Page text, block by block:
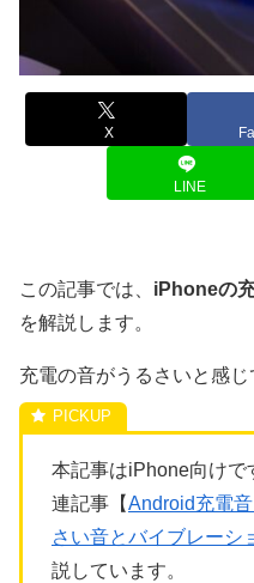
X
LINE
この記事では、 iPhoneの
を解説します。
充電の音がうるさいと感じ
本記事はiPhone向けで
連記事【Android充電
さい音とバイブレーシ
説しています。